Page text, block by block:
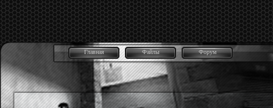
Главная Файлы Форум